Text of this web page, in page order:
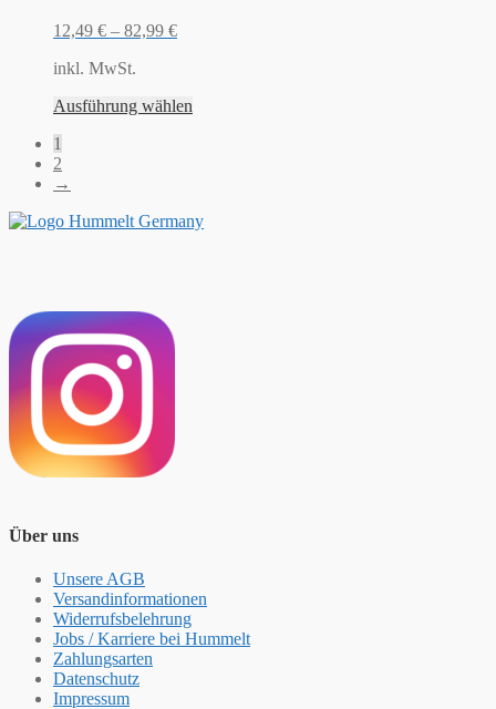
12,49 € – 82,99 €
inkl. MwSt.
Ausführung wählen
1
2
→
Über uns
Unsere AGB
Versandinformationen
Widerrufsbelehrung
Jobs / Karriere bei Hummelt
Zahlungsarten
Datenschutz
Impressum